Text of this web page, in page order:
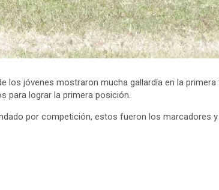
los jóvenes mostraron mucha gallardía en la
para lograr la primera posición.
por competición, estos fueron los marcadores